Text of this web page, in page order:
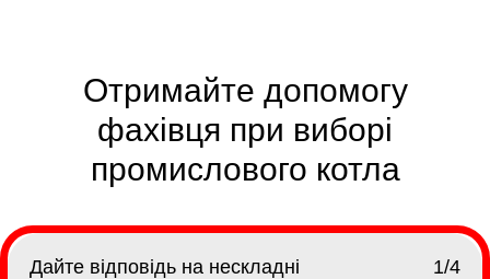
Отримайте допомогу
фахівця при виборі
промислового котла
Дайте відповідь на нескладні
1/4